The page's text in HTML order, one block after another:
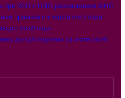
при УСН с НДС: разъяснения ФНС
правила с 1 марта 2027 года
2026 года
до 14% годовых 24 июля 2026